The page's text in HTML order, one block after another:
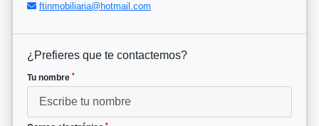
ftinmobiliaria@hotmail.com
¿Prefieres que te contactemos?
Tu nombre *